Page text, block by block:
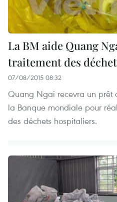
La BM aide Quang
traitement des
07/08/2015 08:32
Quang Ngai recevra un prêt
la Banque mondiale pour
des déchets hospitaliers.